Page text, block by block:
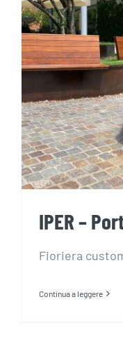
IPER –
Fioriera
Continua a leggere